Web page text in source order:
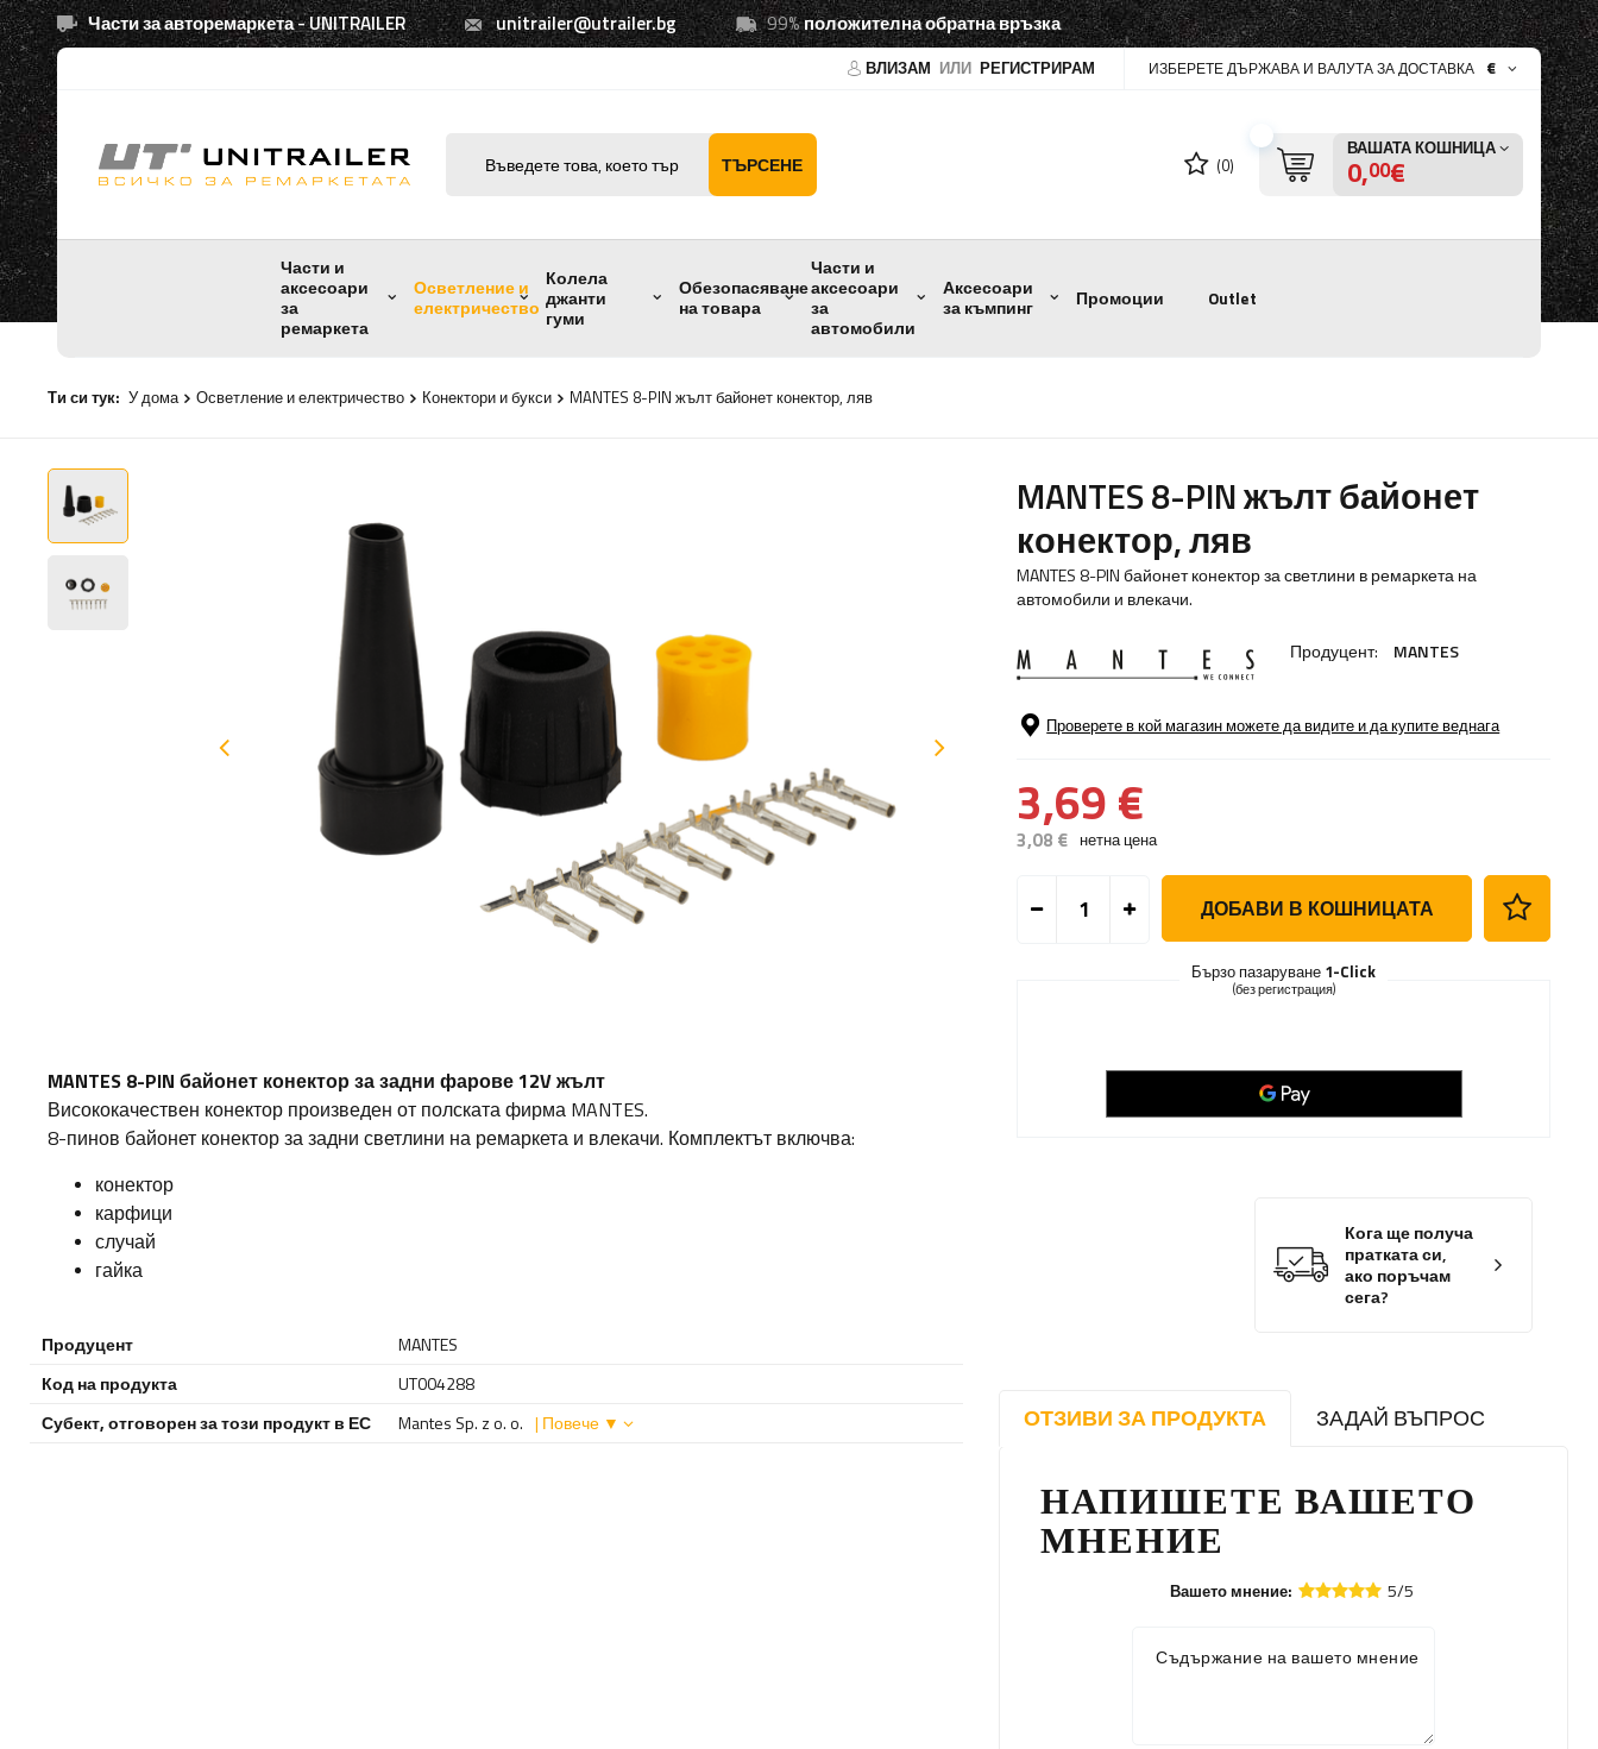
Части за авторемаркета - UNITRAILER unitrailer@utrailer.bg 99%положителна обратна връзка
ВЛИЗАМ ИЛИ РЕГИСТРИРАМ ИЗБЕРЕТЕ ДЪРЖАВА И ВАЛУТА ЗА ДОСТАВКА €
ТЪРСЕНЕ (0)
ВАШАТА КОШНИЦА
0,00€
Части и
аксесоари
за
ремаркета
Осветление и
електричество
Колела
джанти
гуми
Обезопасяване
на товара
Части и
аксесоари
за
автомобили
Аксесоари
за къмпинг
Промоции Outlet
Ти си тук: У дома Осветление и електричество Конектори и букси MANTES 8-PIN жълт байонет конектор, ляв
MANTES 8-PIN жълт байонет
конектор, ляв
MANTES 8-PIN байонет конектор за светлини в ремаркета на
автомобили и влекачи.
Продуцент: MANTES
Проверете в кой магазин можете да видите и да купите веднага
3,69 €
3,08 € нетна цена
ДОБАВИ В КОШНИЦАТА
Бързо пазаруване 1-Click
(без регистрация)
Кога ще получа
пратката си,
ако поръчам
сега?
ОТЗИВИ ЗА ПРОДУКТА ЗАДАЙ ВЪПРОС
НАПИШЕТЕ ВАШЕТО
МНЕНИЕ
Вашето мнение: 5/5
Съдържание на вашето мнение
MANTES 8-PIN байонет конектор за задни фарове 12V жълт
Висококачествен конектор произведен от полската фирма MANTES.
8-пинов байонет конектор за задни светлини на ремаркета и влекачи. Комплектът включва:
конектор
карфици
случай
гайка
Продуцент
MANTES
Код на продукта
UT004288
Субект, отговорен за този продукт в ЕС
Mantes Sp. z o. o. | Повече ▼